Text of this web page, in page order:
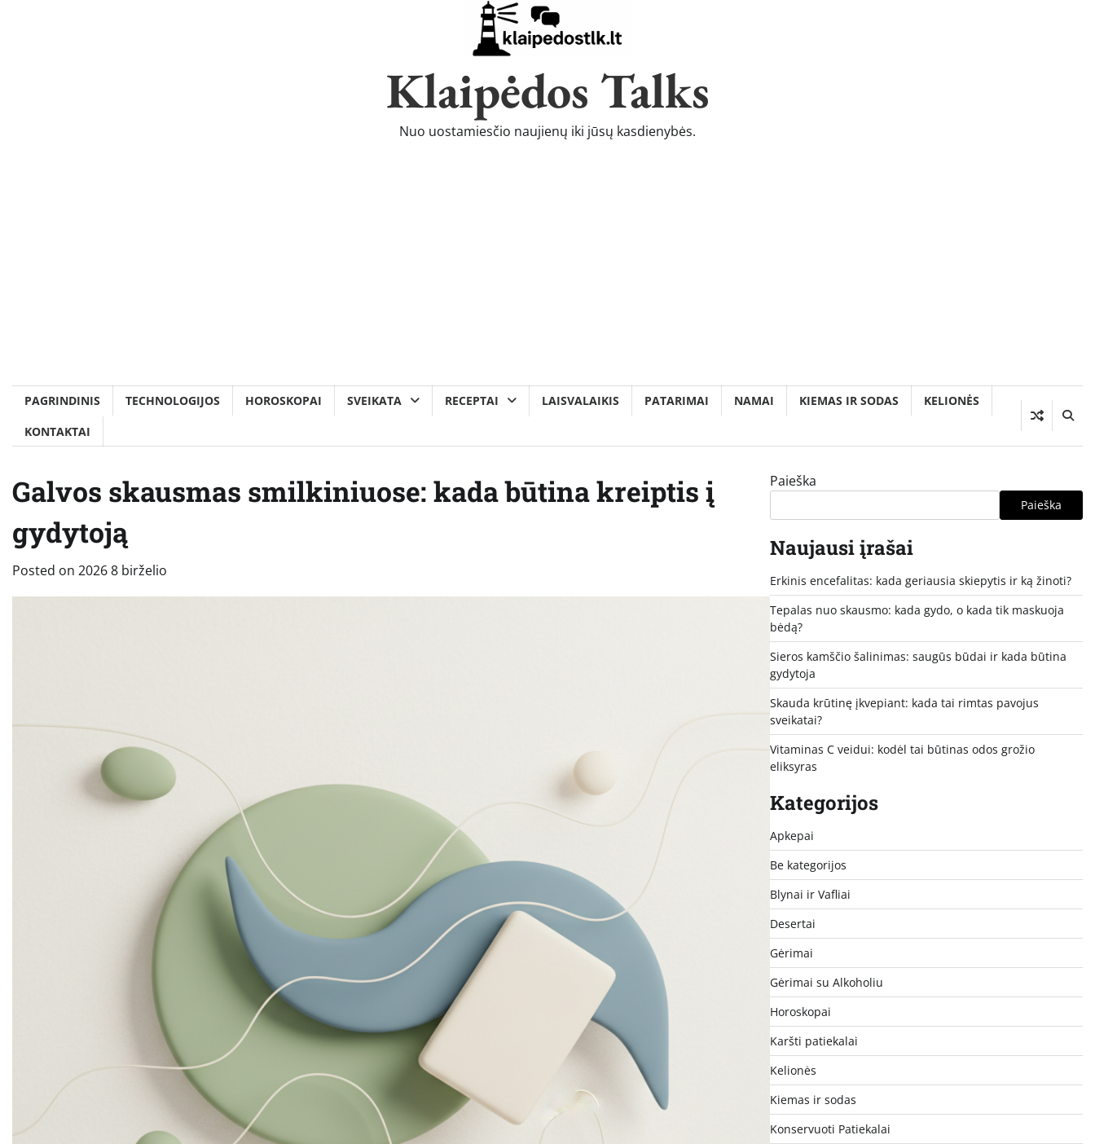
Klaipėdos Talks
Nuo uostamiesčio naujienų iki jūsų kasdienybės.
PAGRINDINIS TECHNOLOGIJOS HOROSKOPAI SVEIKATA RECEPTAI LAISVALAIKIS PATARIMAI NAMAI KIEMAS IR SODAS
KELIONĖS
KONTAKTAI
Galvos skausmas smilkiniuose: kada būtina kreiptis į
gydytoją
Posted on 2026 8 birželio
Paieška
Paieška
Naujausi įrašai
Erkinis encefalitas: kada geriausia skiepytis ir ką žinoti?
Tepalas nuo skausmo: kada gydo, o kada tik maskuoja
bėdą?
Sieros kamščio šalinimas: saugūs būdai ir kada būtina
gydytoja
Skauda krūtinę įkvepiant: kada tai rimtas pavojus
sveikatai?
Vitaminas C veidui: kodėl tai būtinas odos grožio
eliksyras
Kategorijos
Apkepai
Be kategorijos
Blynai ir Vafliai
Desertai
Gėrimai
Gėrimai su Alkoholiu
Horoskopai
Karšti patiekalai
Kelionės
Kiemas ir sodas
Konservuoti Patiekalai